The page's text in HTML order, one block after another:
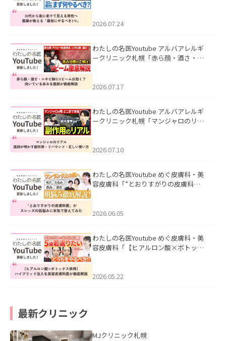
た。
2026.07.24
わたしの名医Youtube アルバアレルギ
ークリニック札幌「赤ら顔・酒さ・ニ
した。
2026.07.17
わたしの名医Youtube アルバアレルギ
ークリニック札幌「マンジャロのリア
た。
2026.07.10
わたしの名医Youtube めぐ皮膚科・美
容皮膚科「”とおりすがりの皮膚科
2026.06.05
わたしの名医Youtube めぐ皮膚科・美
容皮膚科「【ヒアルロン酸×ボトック
た。
2026.05.22
最新クリニック
MJクリニック札幌